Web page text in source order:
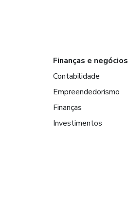
Finanças e negócios
Contabilidade
Empreendedorismo
Finanças
Investimentos